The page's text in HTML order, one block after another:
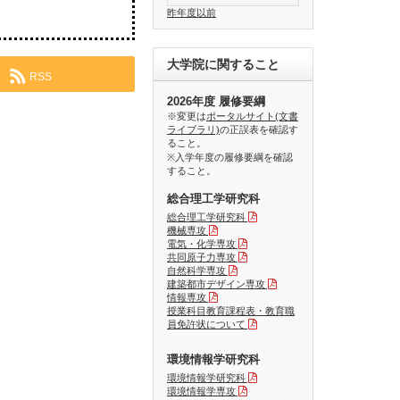
RSS
昨年度以前
大学院に関すること
2026年度 履修要綱
※変更はポータルサイト(文書
ライブラリ)の正誤表を確認す
ること。
※入学年度の履修要綱を確認
すること。
総合理工学研究科
総合理工学研究科
機械専攻
電気・化学専攻
共同原子力専攻
自然科学専攻
建築都市デザイン専攻
情報専攻
授業科目教育課程表・教育職
員免許状について
環境情報学研究科
環境情報学研究科
環境情報学専攻